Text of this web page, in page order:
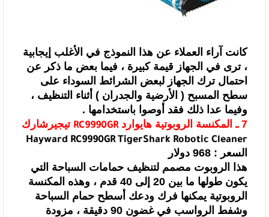
كانت آراء العملاء عن هذا النموذج في الأغلب إيجابية
، ترى في الجهاز قيمة كبيرة ، فيما بعض ما ذكر عن
احتمال ترك الجهاز لبعض الشرائط السوداء على
سطح المسبح ( الأرضية والجدران ) أثناء التنظيف ،
وفيما عدا ذلك فقد أوصوا باستخدامها .
7 ـ المكنسة الروبوتية هايوارد
RC9990GR تيجيرشارك
Hayward RC9990GR TigerShark Robotic Cleaner
السعر : 968 دولار
هذا الروبوت مصمم لتنظيف حمامات السباحة التي
يكون طولها ما بين 20 إلى 40 قدم ، وهذه المكنسة
الروبوتية يمكنها فرك ودعك أسطح حمام السباحة
وشفط الرواسب في غضون 90 دقيقة ، مزودة